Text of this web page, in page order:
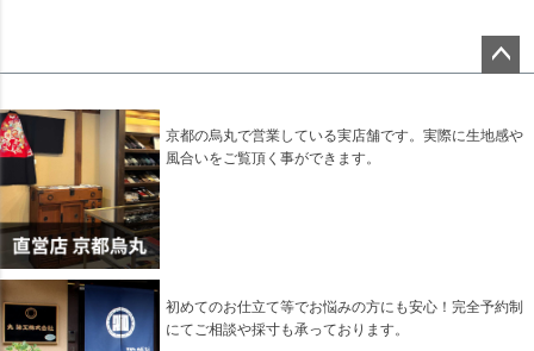
ップ
京都の烏丸で営業している実店舗です。実際に生地感や
風合いをご覧頂く事ができます。
初めてのお仕立て等でお悩みの方にも安心！完全予約制
にてご相談や採寸も承っております。